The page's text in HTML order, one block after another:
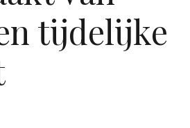
tijdelijke